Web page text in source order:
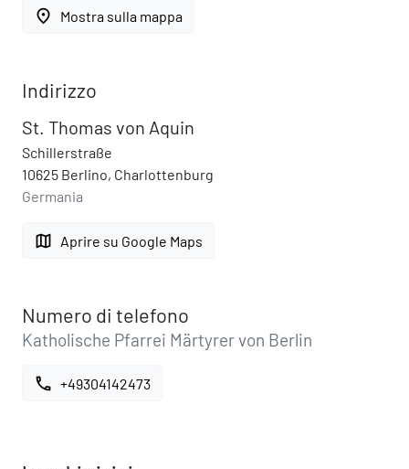
place Mostra sulla mappa
Indirizzo
St. Thomas von Aquin
Schillerstraße
10625 Berlino, Charlottenburg
Germania
map Aprire su Google Maps
Numero di telefono
Katholische Pfarrei Märtyrer von Berlin
call +49304142473